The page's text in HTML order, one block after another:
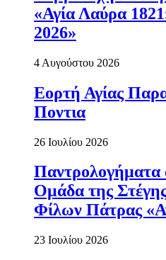
«Αγία Λαύρα
2026»
4 Αυγούστου 2026
Εορτή Αγίας
Ποντια
26 Ιουλίου 2026
Παντρολογήματα
Ομάδα της
Φίλων Πάτρας
23 Ιουλίου 2026